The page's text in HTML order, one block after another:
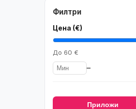
Филтри
Цена (€)
До 60 €
–
Приложи